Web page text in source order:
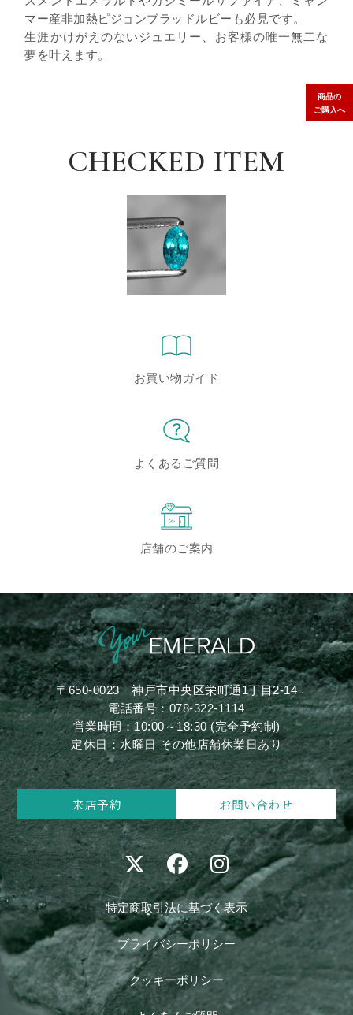
マー産非加熱ピジョンブラッドルビーも必見です。
生涯かけがえのないジュエリー、お客様の唯一無二な
夢を叶えます。
商品の
ご購入へ
CHECKED ITEM
お買い物ガイド
よくあるご質問
店舗のご案内
〒650-0023神戸市中央区栄町通1丁目2-14
電話番号：078-322-1114
営業時間：10:00～18:30 (完全予約制)
定休日：水曜日 その他店舗休業日あり
来店予約 お問い合わせ
特定商取引法に基づく表示
プライバシーポリシー
クッキーポリシー